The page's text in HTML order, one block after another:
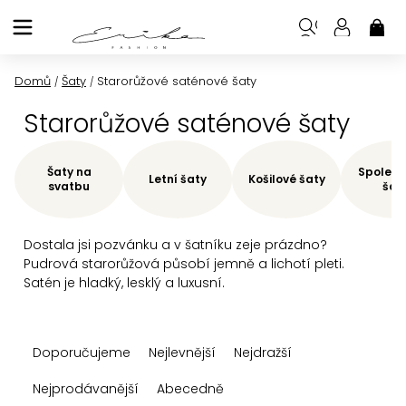
na
Domů / Šaty / Starorůžové saténové šaty
Starorůžové saténové šaty
Dostala jsi pozvánku a v šatníku zeje prázdno?
Pudrová starorůžová působí jemně a lichotí pleti.
Satén je hladký, lesklý a luxusní.
Šaty na
svatbu
Letní šaty Košilové šaty
aDoporučujeme Nejlevnější
Nejdražší
Nejprodávanější
Abecedně